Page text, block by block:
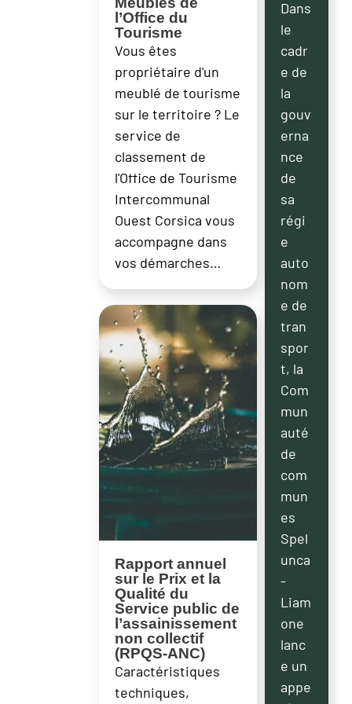
l’Office du
Tourisme
Vous êtes
propriétaire d'un
meublé de tourisme
sur le territoire ? Le
service de
classement de
l'Office de Tourisme
Intercommunal
Ouest Corsica vous
accompagne dans
vos démarches…
Rapport annuel
sur le Prix et la
Qualité du
Service public de
l’assainissement
non collectif
(RPQS-ANC)
Caractéristiques
techniques,
Dans
le
cadr
e de
la
gouv
erna
nce
de
sa
régi
e
auto
nom
e de
tran
spor
t, la
Com
mun
auté
de
com
mun
es
Spel
unca
-
Liam
one
lanc
e un
appe